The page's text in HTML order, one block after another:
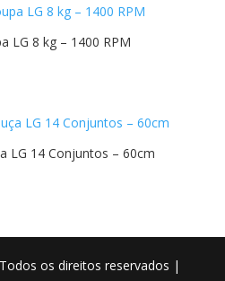
LG 8 kg – 1400 RPM
LG 14 Conjuntos – 60cm
os direitos reservados |